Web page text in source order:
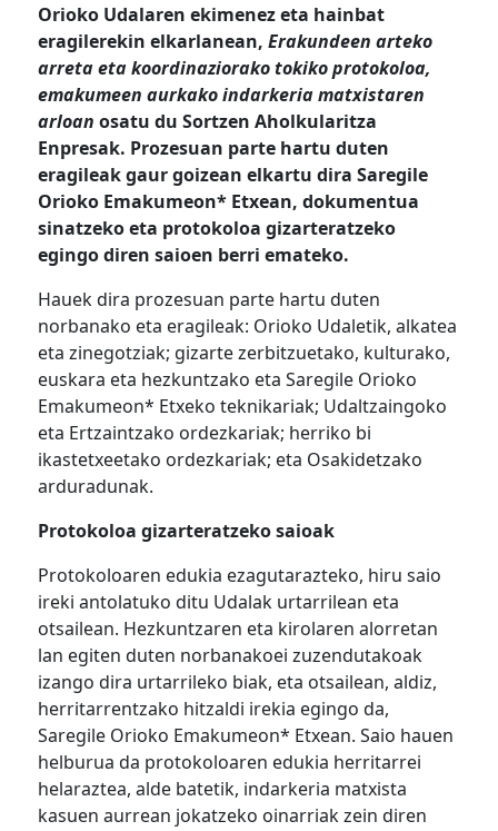
Orioko Udalaren ekimenez eta hainbat
eragilerekin elkarlanean,Erakundeen arteko
arreta eta koordinaziorako tokiko protokoloa,
emakumeen aurkako indarkeria matxistaren
arloan osatu du Sortzen Aholkularitza
Enpresak. Prozesuan parte hartu duten
eragileak gaur goizean elkartu dira Saregile
Orioko Emakumeon* Etxean, dokumentua
sinatzeko eta protokoloa gizarteratzeko
egingo diren saioen berri emateko.
Hauek dira prozesuan parte hartu duten
norbanako eta eragileak: Orioko Udaletik, alkatea
eta zinegotziak; gizarte zerbitzuetako, kulturako,
euskara eta hezkuntzako eta Saregile Orioko
Emakumeon* Etxeko teknikariak; Udaltzaingoko
eta Ertzaintzako ordezkariak; herriko bi
ikastetxeetako ordezkariak; eta Osakidetzako
arduradunak.
Protokoloa gizarteratzeko saioak
Protokoloaren edukia ezagutarazteko, hiru saio
ireki antolatuko ditu Udalak urtarrilean eta
otsailean. Hezkuntzaren eta kirolaren alorretan
lan egiten duten norbanakoei zuzendutakoak
izango dira urtarrileko biak, eta otsailean, aldiz,
herritarrentzako hitzaldi irekia egingo da,
Saregile Orioko Emakumeon* Etxean. Saio hauen
helburua da protokoloaren edukia herritarrei
helaraztea, alde batetik, indarkeria matxista
kasuen aurrean jokatzeko oinarriak zein diren